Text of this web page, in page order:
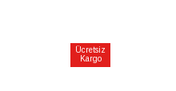
Ücretsiz
Kargo